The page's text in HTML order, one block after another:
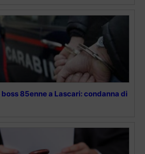
85enne a Lascari: condanna di